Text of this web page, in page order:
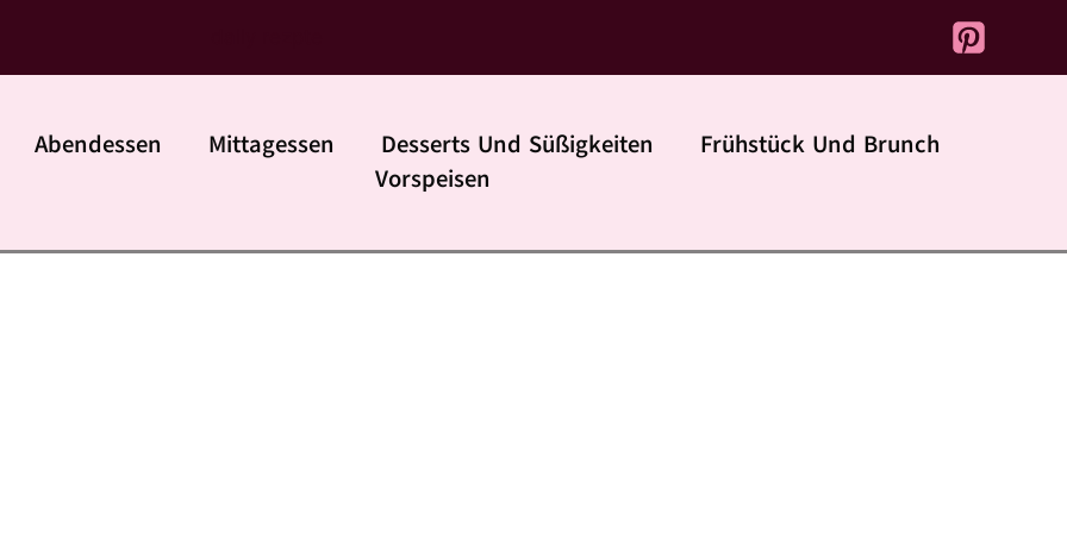
Abendessen Mittagessen Desserts Und Süßigkeiten
Frühstück Und Brunch
Vorspeisen